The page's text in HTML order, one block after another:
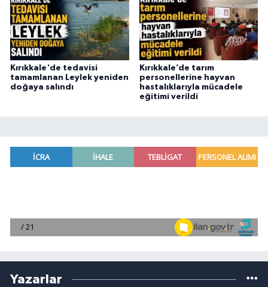
Kırıkkale'de tedavisi
tamamlanan Leylek yeniden
doğaya salındı
Kırıkkale’de tarım
personellerine hayvan
hastalıklarıyla mücadele
eğitimi verildi
Yazarlar